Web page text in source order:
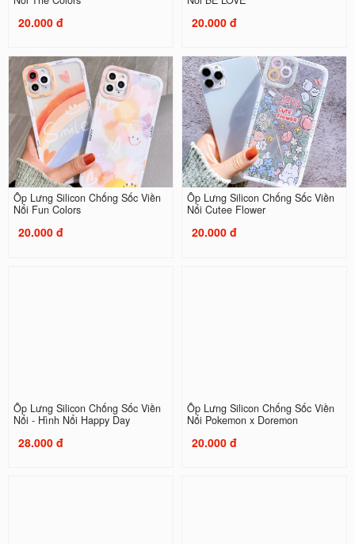
20.000 đ 20.000 đ
Ốp Lưng Silicon Chống Sốc Viền
Nổi Fun Colors
20.000 đ
Ốp Lưng Silicon Chống Sốc Viền
Nổi Cutee Flower
20.000 đ
Ốp Lưng Silicon Chống Sốc Viền
Nổi - Hình Nổi Happy Day
28.000 đ
Ốp Lưng Silicon Chống Sốc Viền
Nổi Pokemon x Doremon
20.000 đ